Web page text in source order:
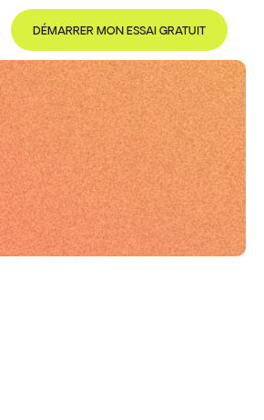
DÉMARRER MON ESSAI GRATUIT